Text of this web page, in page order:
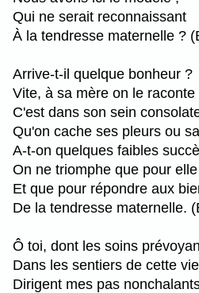
Qui ne serait reconnaissant
À la tendresse maternelle ?
Arrive-t-il quelque bonheur ?
Vite, à sa mère on le raconte
C'est dans son sein
Qu'on cache ses pleurs ou
A-t-on quelques faibles
On ne triomphe que pour elle
Et que pour répondre aux
De la tendresse maternelle.
Ô toi, dont les soins
Dans les sentiers de cette vie
Dirigent mes pas